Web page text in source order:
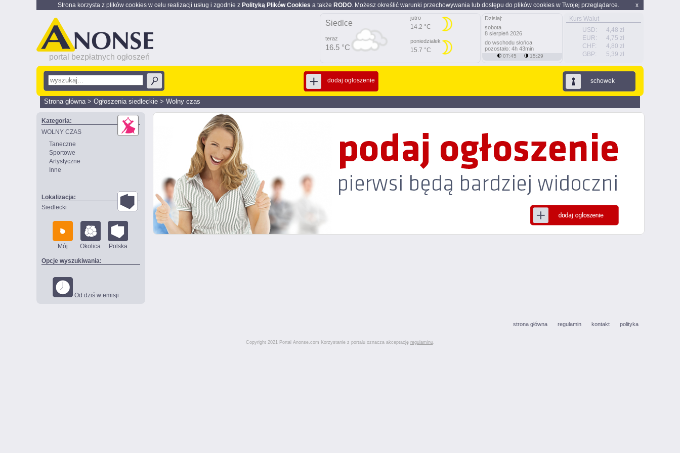
x
Strona korzysta z plików cookies w celu realizacji usług i zgodnie z Polityką Plików Cookies a także RODO. Możesz określić warunki przechowywania lub dostępu do plików cookies w Twojej przeglądarce.
portal bezpłatnych ogłoszeń
Kurs Walut
USD:
4,48 zł
EUR:
4,75 zł
CHF:
4,80 zł
GBP:
5,39 zł
Siedlce
teraz
16.5 °C
jutro
14.2 °C
poniedziałek
15.7 °C
Dzisiaj:
sobota
8 sierpień 2026
do wschodu słońca
pozostało: 4h 43min
07:45 15:29
schowek
dodaj ogłoszenie
Strona główna> Ogłoszenia siedleckie > Wolny czas
Kategoria:
WOLNY CZAS
Taneczne
Sportowe
Artystyczne
Inne
Lokalizacja:
Siedlecki
Mój Okolica Polska
Opcje wyszukiwania:
Od dziś w emisji
strona główna regulamin kontakt polityka
Copyright 2021 Portal Anonse.com Korzystanie z portalu oznacza akceptację regulaminu.